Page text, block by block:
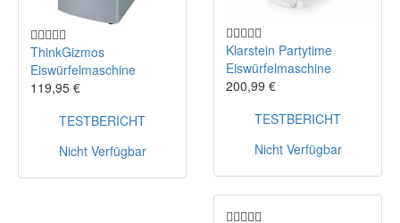
ThinkGizmos
Eiswürfelmaschine
119,95 €
TESTBERICHT
Nicht Verfügbar
Klarstein Partytime
Eiswürfelmaschine
200,99 €
TESTBERICHT
Nicht Verfügbar